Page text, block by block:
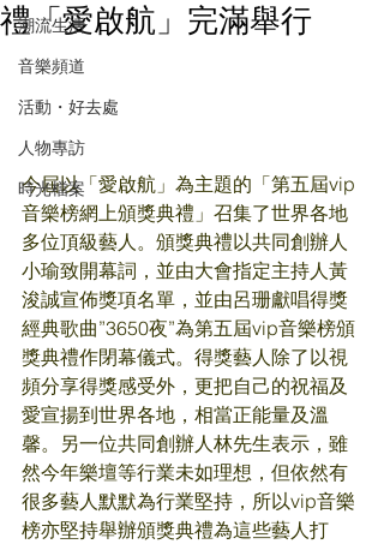
潮流生活
音樂頻道
活動・好去處
人物專訪
時光檔案
禮「愛啟航」完滿舉行
今屆以「愛啟航」為主題的「第五屆vip
音樂榜網上頒獎典禮」召集了世界各地
多位頂級藝人。頒獎典禮以共同創辦人
小瑜致開幕詞，並由大會指定主持人黃
浚誠宣佈獎項名單，並由呂珊獻唱得獎
經典歌曲”3650夜”為第五屆vip音樂榜頒
獎典禮作閉幕儀式。得獎藝人除了以視
頻分享得獎感受外，更把自己的祝福及
愛宣揚到世界各地，相當正能量及溫
馨。另一位共同創辦人林先生表示，雖
然今年樂壇等行業未如理想，但依然有
很多藝人默默為行業堅持，所以vip音樂
榜亦堅持舉辦頒獎典禮為這些藝人打